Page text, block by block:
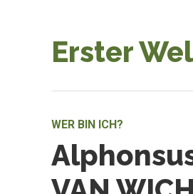
Erster
WER BIN ICH?